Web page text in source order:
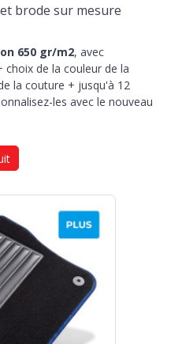
brode sur mesure
650 gr/m2, avec
choix de la couleur de la
la couture + jusqu'à 12
les avec le nouveau